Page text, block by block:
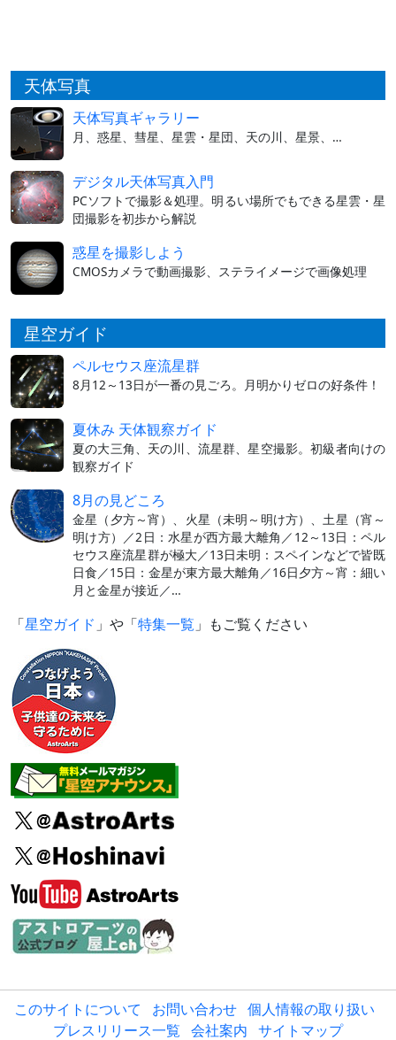
天体写真
天体写真ギャラリー
月、惑星、彗星、星雲・星団、天の川、星景、…
デジタル天体写真入門
PCソフトで撮影＆処理。明るい場所でもできる星雲・星
団撮影を初歩から解説
惑星を撮影しよう
CMOSカメラで動画撮影、ステライメージで画像処理
星空ガイド
ペルセウス座流星群
8月12～13日が一番の見ごろ。月明かりゼロの好条件！
夏休み 天体観察ガイド
夏の大三角、天の川、流星群、星空撮影。初級者向けの
観察ガイド
8月の見どころ
金星（夕方～宵）、火星（未明～明け方）、土星（宵～
明け方）／2日：水星が西方最大離角／12～13日：ペル
セウス座流星群が極大／13日未明：スペインなどで皆既
日食／15日：金星が東方最大離角／16日夕方～宵：細い
月と金星が接近／…
「星空ガイド 」や「特集一覧 」もご覧ください
このサイトについて お問い合わせ 個人情報の取り扱い
プレスリリース一覧 会社案内 サイトマップ